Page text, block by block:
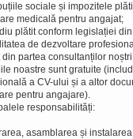
sociale și impozitele
medicală pentru angajat;
plătit conform legislației
de dezvoltare
din partea consultanților
noastre sunt gratuite
a CV-ului și a altor
pentru angajare).
responsabilități:
asamblarea și